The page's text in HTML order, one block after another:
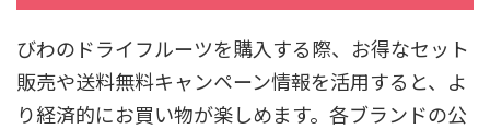
びわのドライフルーツを購入する際、お得なセット
販売や送料無料キャンペーン情報を活用すると、よ
り経済的にお買い物が楽しめます。各ブランドの公